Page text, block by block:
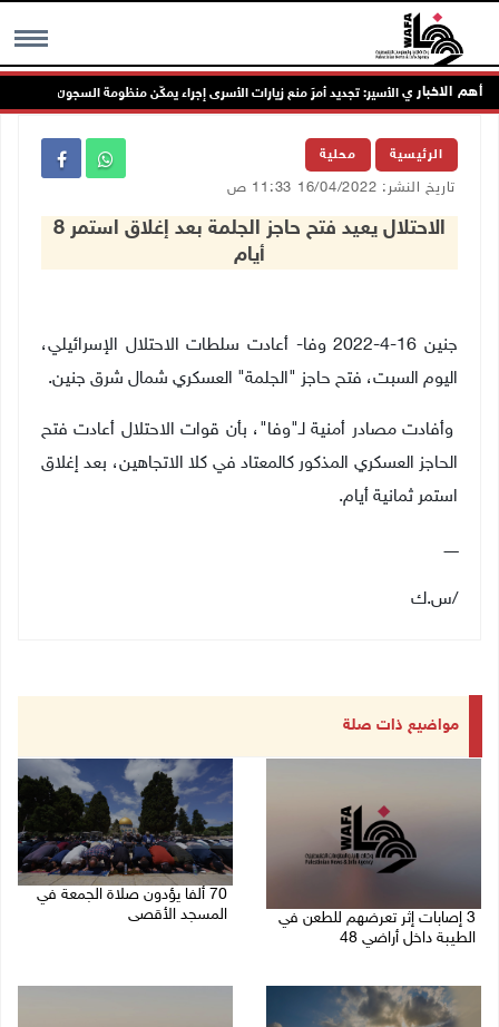
MENU أهم الاخبارنادي الأسير: تجديد أمرَ منع زيارات الأسرى إجراء يمكّن منظومة السجون من مواصلة
الرئيسية محلية
تاريخ النشر: 16/04/2022 11:33 ص
الاحتلال يعيد فتح حاجز الجلمة بعد إغلاق استمر 8
أيام
جنين 16-4-2022 وفا- أعادت سلطات الاحتلال الإسرائيلي،
اليوم السبت، فتح حاجز "الجلمة" العسكري شمال شرق جنين.
وأفادت مصادر أمنية لـ"وفا"، بأن قوات الاحتلال أعادت فتح
الحاجز العسكري المذكور كالمعتاد في كلا الاتجاهين، بعد إغلاق
استمر ثمانية أيام.
ــــــ
/س.ك
مواضيع ذات صلة
3 إصابات إثر تعرضهم للطعن في
الطيبة داخل أراضي 48
70 ألفا يؤدون صلاة الجمعة في
المسجد الأقصى